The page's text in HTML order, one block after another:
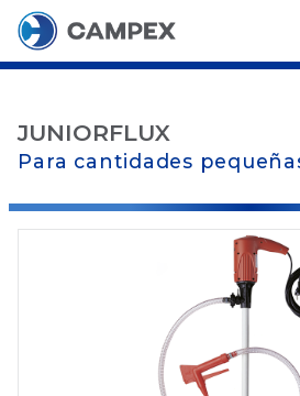
JUNIORFLUX
Para cantidades